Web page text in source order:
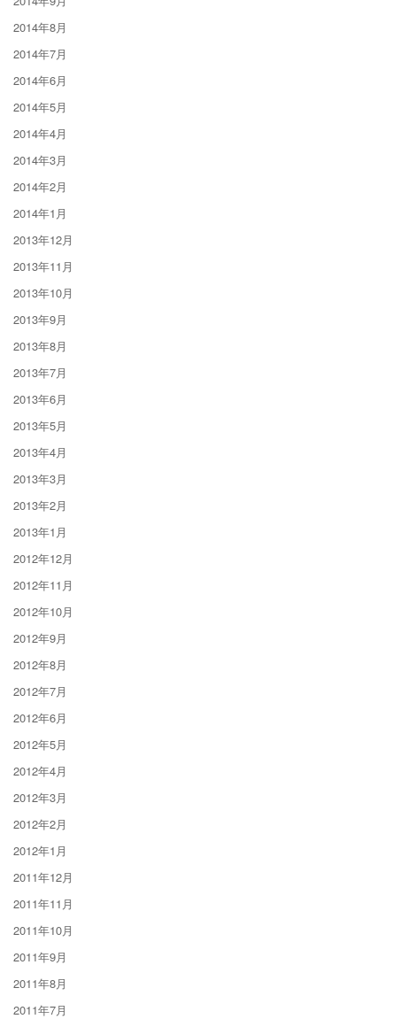
2014年8月
2014年7月
2014年6月
2014年5月
2014年4月
2014年3月
2014年2月
2014年1月
2013年12月
2013年11月
2013年10月
2013年9月
2013年8月
2013年7月
2013年6月
2013年5月
2013年4月
2013年3月
2013年2月
2013年1月
2012年12月
2012年11月
2012年10月
2012年9月
2012年8月
2012年7月
2012年6月
2012年5月
2012年4月
2012年3月
2012年2月
2012年1月
2011年12月
2011年11月
2011年10月
2011年9月
2011年8月
2011年7月